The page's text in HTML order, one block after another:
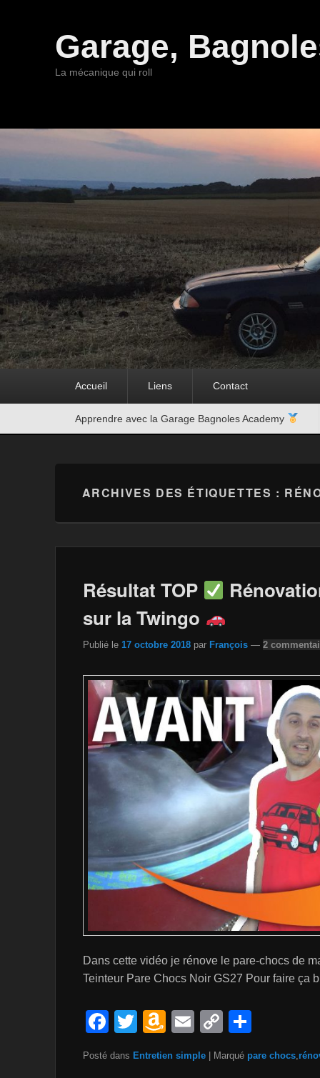
Garage,
La mécanique qui roll
Accueil Liens Contact
Apprendre avec la Garage Bagnoles Academy
ARCHIVES DES ÉTIQUETTES :
Résultat TOP
sur la Twingo
Publié le 17 octobre 2018 par François — 2
Dans cette vidéo je rénove le pare-chocs de
Teinteur Pare Chocs Noir GS27 Pour faire ça
F
c
T
tt
A
a
E
ail
C
p
ta
Posté dans Entretien simple Marqué pare chocs